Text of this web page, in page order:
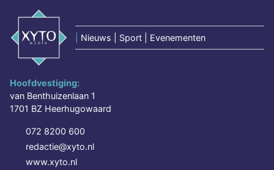
Nieuws | Sport | Evenementen
Hoofdvestiging:
van Benthuizenlaan 1
1701 BZ Heerhugowaard
072 8200 600
redactie@xyto.nl
www.xyto.nl